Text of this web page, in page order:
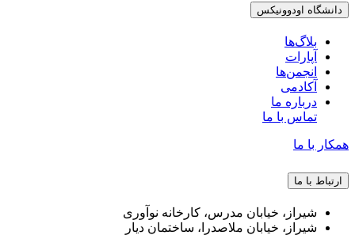
دانشگاه اودوونیکس
بلاگ‌ها
آپارات
انجمن‌ها
آکادمی
درباره ما
تماس با ما
همکار با ما
ارتباط با ما
شیراز، خیابان مدرس، کارخانه نوآوری
شیراز، خیابان ملاصدرا، ساختمان دیار